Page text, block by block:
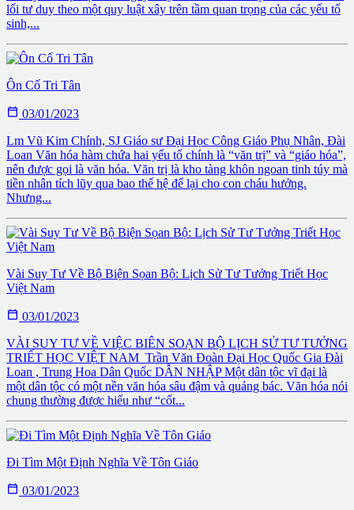
lối tư duy theo một quy luật xây trên tầm quan trọng của các yếu tố
sinh,...
Ôn Cố Tri Tân
 03/01/2023
Lm Vũ Kim Chính, SJ Giáo sư Ðại Học Công Giáo Phụ Nhân, Ðài
Loan Văn hóa hàm chứa hai yếu tố chính là “văn trị” và “giáo hóa”,
nên được gọi là văn hóa. Văn trị là kho tàng khôn ngoan tinh túy mà
tiền nhân tích lũy qua bao thế hệ để lại cho con cháu hưởng.
Nhưng...
Vài Suy Tư Về Bộ Biện Sọan Bộ: Lịch Sử Tư Tưởng Triết Học
Việt Nam
 03/01/2023
VÀI SUY TƯ VỀ VIỆC BIÊN SOẠN BỘ LỊCH SỬ TƯ TƯỞNG
TRIẾT HỌC VIỆT NAM Trần Văn Ðoàn Ðại Học Quốc Gia Ðài
Loan , Trung Hoa Dân Quốc DẪN NHẬP Một dân tộc vĩ đại là
một dân tộc có một nền văn hóa sâu đậm và quảng bác. Văn hóa nói
chung thường được hiểu như “cốt...
Ði Tìm Một Ðịnh Nghĩa Về Tôn Giáo
 03/01/2023